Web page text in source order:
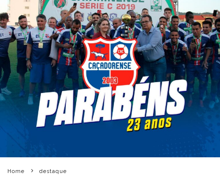
Home destaque